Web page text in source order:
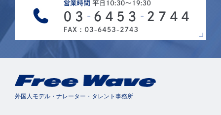
外国人モデル・ナレーター・タレント事務所